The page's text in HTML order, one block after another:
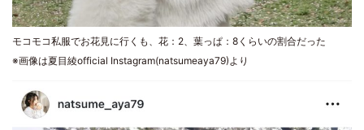
モコモコ私服でお花見に行くも、花：2、葉っぱ：8くらいの割合だった
※画像は夏目綾official Instagram(natsumeaya79)より